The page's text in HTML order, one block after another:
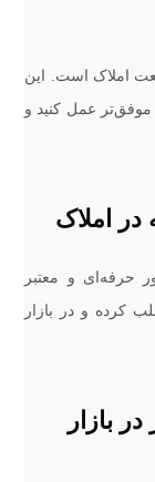
املاک است. این
عمل کنید و
حرفه‌ای و معتبر
کرده و در بازار
بازار